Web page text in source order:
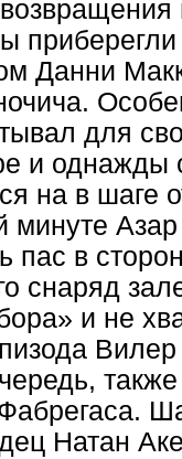
Данни
для
и однажды
на в шаге
минуте
пас в
снаряд
и не
Натан